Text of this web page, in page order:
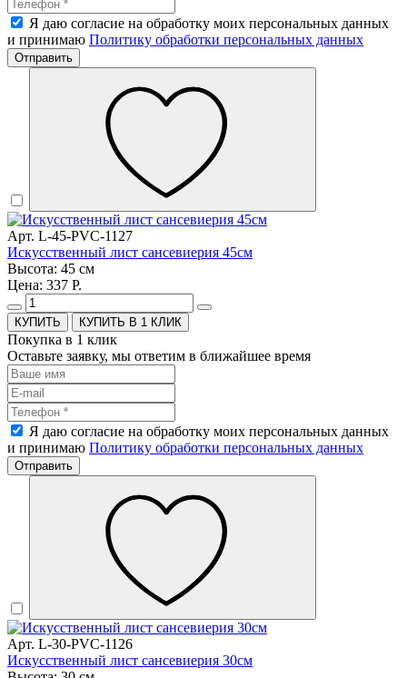
Я даю согласие на обработку моих персональных данных
и принимаю Политику обработки персональных данных
Отправить
Арт. L-45-PVC-1127
Искусственный лист сансевиерия 45см
Высота: 45 см
Цена: 337 Р.
КУПИТЬ В 1 КЛИК
Покупка в 1 клик
Оставьте заявку, мы ответим в ближайшее время
Я даю согласие на обработку моих персональных данных
и принимаю Политику обработки персональных данных
Отправить
Арт. L-30-PVC-1126
Искусственный лист сансевиерия 30см